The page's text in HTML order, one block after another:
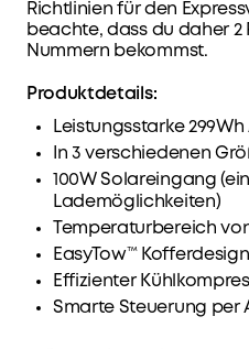
Kleine flexible
Jetzt profitieren
Richtlinien für den
beachte, dass du daher 2
Nummern bekommst.
Produktdetails:
Leistungsstarke
In 3 verschiedenen
100W Solareingang
Lademöglichkeiten)
Temperaturbereich
EasyTow™ Kofferdesign
Effizienter
Smarte Steuerung per